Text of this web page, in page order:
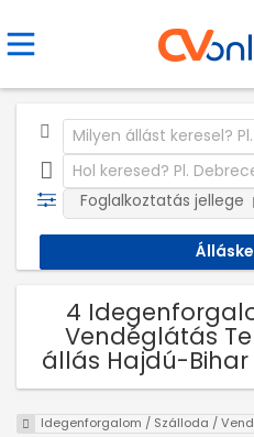
Foglalkoztatás jellege
4
Vendéglátás
állás Hajdú-
Idegenforgalom / Szálloda /